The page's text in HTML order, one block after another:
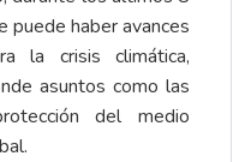
puede haber avances
la crisis climática,
asuntos como las
del medio